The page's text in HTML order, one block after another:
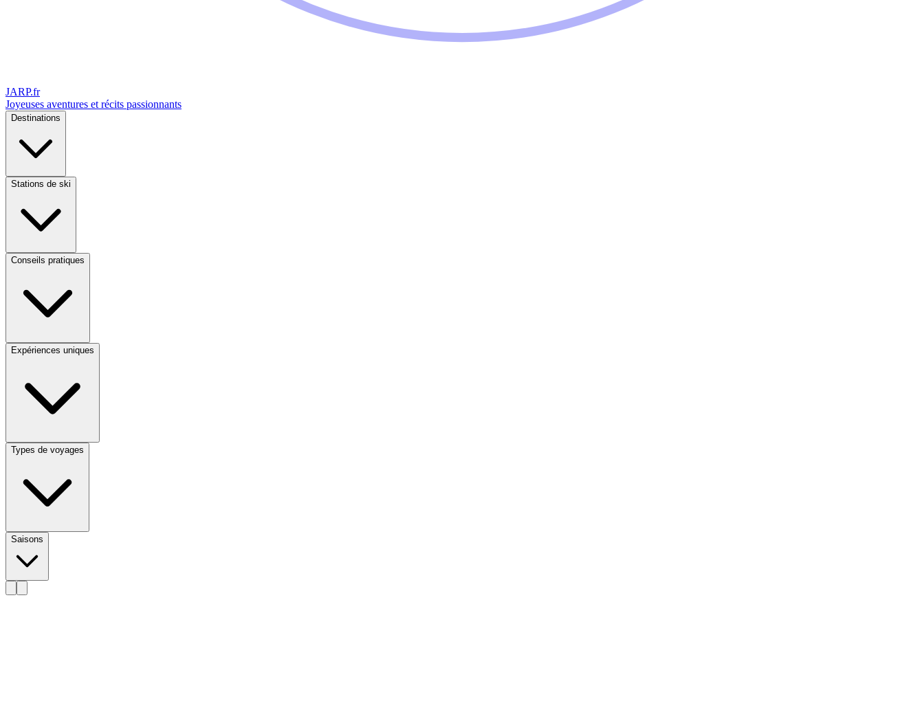
JARP.fr
Joyeuses aventures et récits passionnants
Destinations
Stations de ski
Conseils pratiques
Expériences uniques
Types de voyages
Saisons